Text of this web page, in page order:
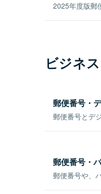
2025年度版郵
ビジネ
郵便番号・
郵便番号とデ
郵便番号・
郵便番号や、